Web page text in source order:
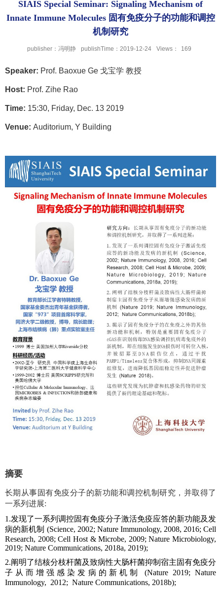
SIAIS Special Seminar: Signaling Mechanism of
Innate Immune Molecules 固有免疫分子的功能和调控
机制研究
publisher：冯明静 publishTime：2019-12-24 Views： 169
Speaker: Prof. Baoxue Ge 戈宝学 教授
Host: Prof. Zihe Rao
Time: 15:30, Friday, Dec. 13 2019
Venue: Auditorium, Y Building
摘要
长期从事固有免疫分子的新功能和调控机制研究，并取得了
一系列进展:
1.发现了一系列调控固有免疫分子激活免疫应答的新功能及发
病的新机制 (Science, 2002; Nature Immunology, 2008, 2016; Cell
Research, 2008; Cell Host & Microbe, 2009; Nature Microbiology,
2019; Nature Communications, 2018a, 2019);
2.阐明了结核分枝杆菌及致病性大肠杆菌抑制宿主固有免疫分
子从而增强感染发病的新机制 (Nature 2019; Nature
Immunology, 2012; Nature Communications, 2018b);